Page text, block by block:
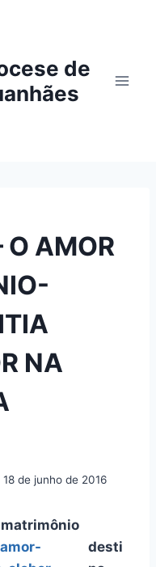
de
O AMOR
NA
18 de junho de 2016
nio
desti